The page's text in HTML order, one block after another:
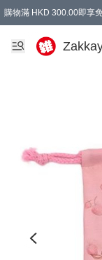
購物滿 HKD 300.00即享